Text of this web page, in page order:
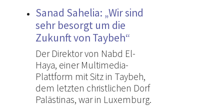
Sanad Sahelia: „Wir sind
sehr besorgt um die
Zukunft von Taybeh“
Der Direktor von Nabd El-
Haya, einer Multimedia-
Plattform mit Sitz in Taybeh,
dem letzten christlichen Dorf
Palästinas, war in Luxemburg.